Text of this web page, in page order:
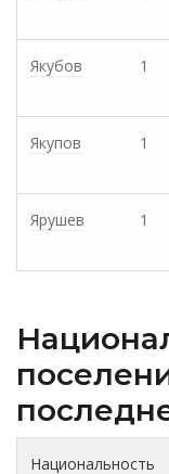
Якубов 1
Якупов 1
Ярушев 1
Национальность